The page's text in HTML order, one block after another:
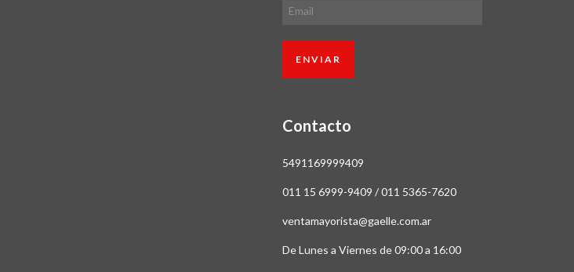
Contacto
5491169999409
011 15 6999-9409 / 011 5365-7620
ventamayorista@gaelle.com.ar
De Lunes a Viernes de 09:00 a 16:00